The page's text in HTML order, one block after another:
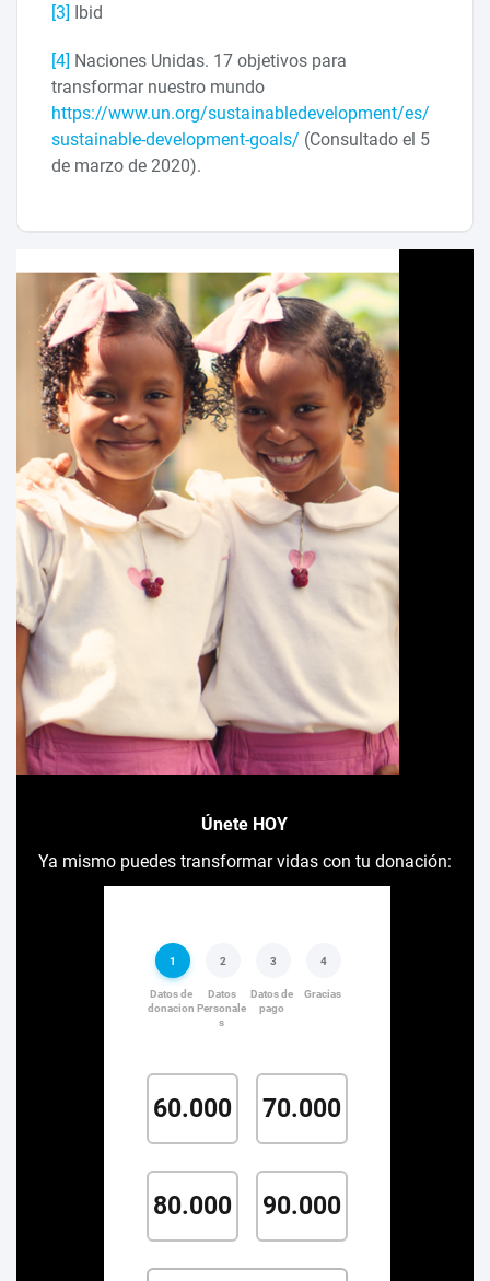
[3] Ibid
[4] Naciones Unidas. 17 objetivos para
transformar nuestro mundo
https://www.un.org/sustainabledevelopment/es/
sustainable-development-goals/ (Consultado el 5
de marzo de 2020).
Únete HOY
Ya mismo puedes transformar vidas con tu donación: